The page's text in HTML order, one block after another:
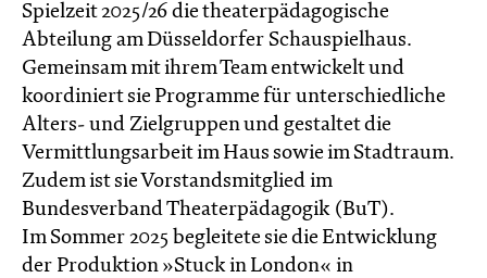
Spielzeit 2025/26 die theaterpädagogische
Abteilung am Düsseldorfer Schauspielhaus.
Gemeinsam mit ihrem Team entwickelt und
koordiniert sie Programme für unterschiedliche
Alters- und Zielgruppen und gestaltet die
Vermittlungsarbeit im Haus sowie im Stadtraum.
Zudem ist sie Vorstandsmitglied im
Bundesverband Theaterpädagogik (BuT).
Im Sommer 2025 begleitete sie die Entwicklung
der Produktion »Stuck in London« in